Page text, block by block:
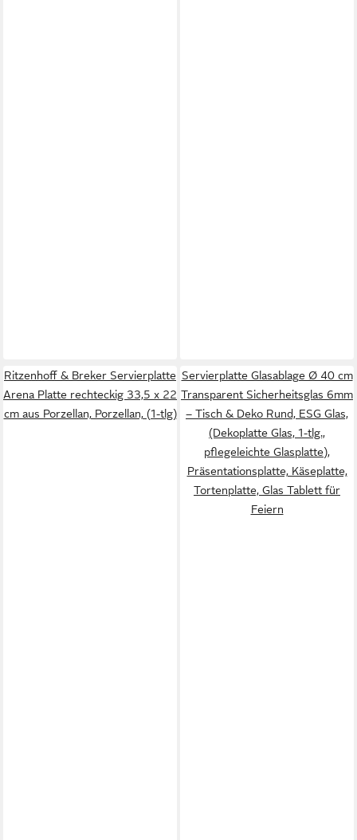
Ritzenhoff & Breker Servierplatte
Arena Platte rechteckig 33,5 x 22
cm aus Porzellan, Porzellan, (1-tlg)
Servierplatte Glasablage Ø 40 cm
Transparent Sicherheitsglas 6mm
– Tisch & Deko Rund, ESG Glas,
(Dekoplatte Glas, 1-tlg.,
pflegeleichte Glasplatte),
Präsentationsplatte, Käseplatte,
Tortenplatte, Glas Tablett für
Feiern